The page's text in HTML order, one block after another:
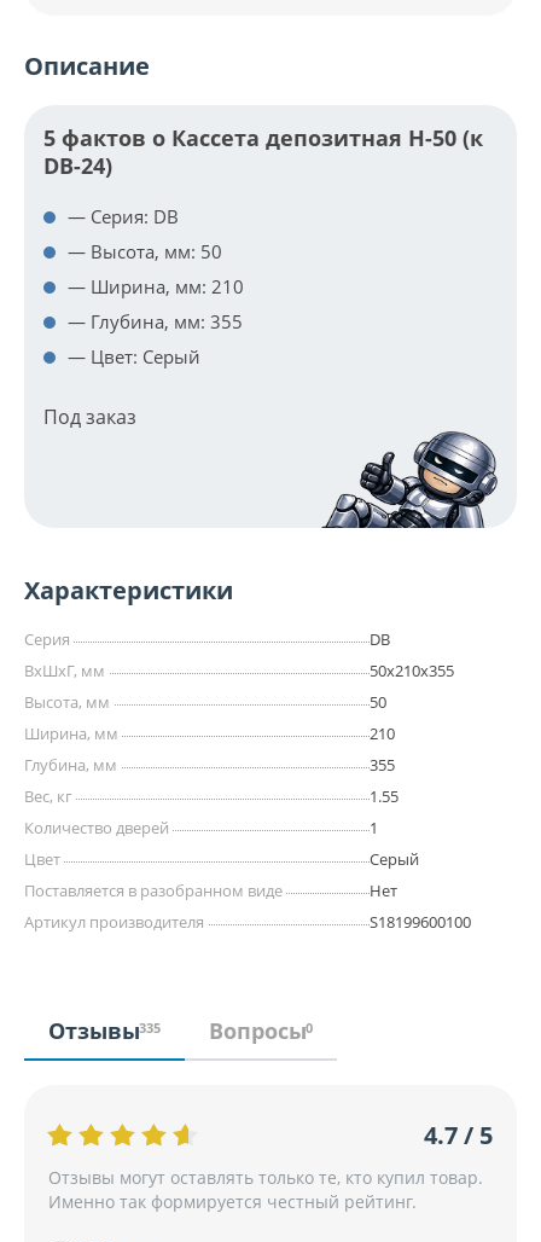
Описание
5 фактов о Кассета депозитная Н-50 (к
DB-24)
— Серия: DB
— Высота, мм: 50
— Ширина, мм: 210
— Глубина, мм: 355
— Цвет: Серый
Под заказ
Характеристики
Серия
DB
ВхШхГ, мм
50х210х355
Высота, мм
50
Ширина, мм
210
Глубина, мм
355
Вес, кг
1.55
Количество дверей
1
Цвет
Серый
Поставляется в разобранном виде
Нет
Артикул производителя
S18199600100
Отзывы335 Вопросы0
4.7 / 5
Отзывы могут оставлять только те, кто купил товар.
Именно так формируется честный рейтинг.